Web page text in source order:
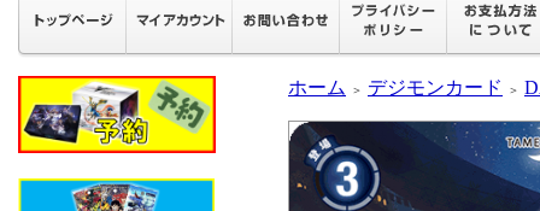
ホーム ＞ デジモンカード ＞